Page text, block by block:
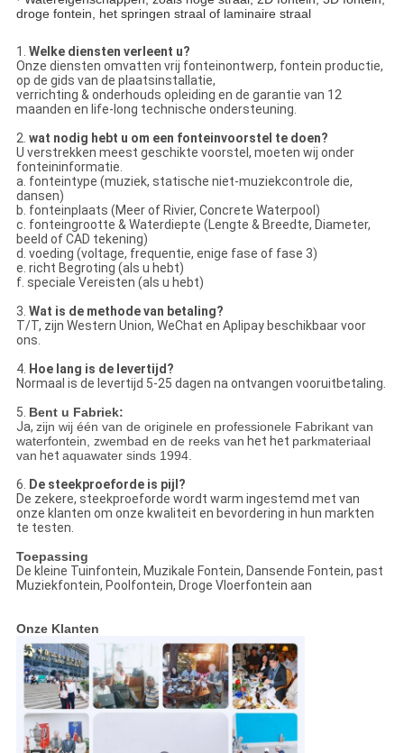
droge fontein, het springen straal of laminaire straal
1. Welke diensten verleent u?
Onze diensten omvatten vrij fonteinontwerp, fontein productie,
op de gids van de plaatsinstallatie,
verrichting & onderhouds opleiding en de garantie van 12
maanden en life-long technische ondersteuning.
2. wat nodig hebt u om een fonteinvoorstel te doen?
U verstrekken meest geschikte voorstel, moeten wij onder
fonteininformatie.
a. fonteintype (muziek, statische niet-muziekcontrole die,
dansen)
b. fonteinplaats (Meer of Rivier, Concrete Waterpool)
c. fonteingrootte & Waterdiepte (Lengte & Breedte, Diameter,
beeld of CAD tekening)
d. voeding (voltage, frequentie, enige fase of fase 3)
e. richt Begroting (als u hebt)
f. speciale Vereisten (als u hebt)
3. Wat is de methode van betaling?
T/T, zijn Western Union, WeChat en Aplipay beschikbaar voor
ons.
4. Hoe lang is de levertijd?
Normaal is de levertijd 5-25 dagen na ontvangen vooruitbetaling.
5. Bent u Fabriek:
Ja, zijn wij één van de originele en professionele Fabrikant van
waterfontein, zwembad en de reeks van het het parkmateriaal
van het aquawater sinds 1994.
6. De steekproeforde is pijl?
De zekere, steekproeforde wordt warm ingestemd met van
onze klanten om onze kwaliteit en bevordering in hun markten
te testen.
Toepassing
De kleine Tuinfontein, Muzikale Fontein, Dansende Fontein, past
Muziekfontein, Poolfontein, Droge Vloerfontein aan
Onze Klanten